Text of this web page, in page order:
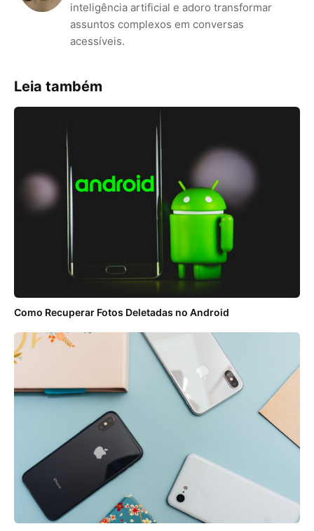
inteligência artificial e adoro transformar
assuntos complexos em conversas
acessíveis.
Leia também
Como Recuperar Fotos Deletadas no Android